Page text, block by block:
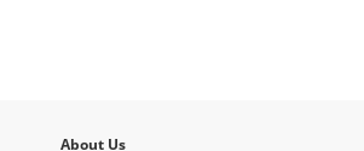
About Us